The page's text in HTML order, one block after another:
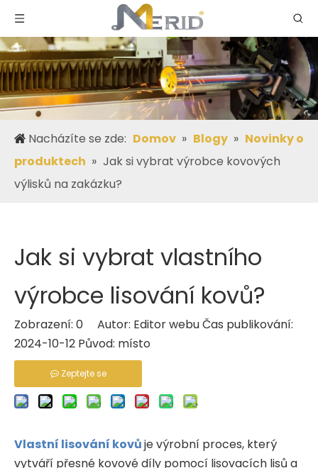
Nacházíte se zde: Domov » Blogy » Novinky o
produktech » Jak si vybrat výrobce kovových
výlisků na zakázku?
Jak si vybrat vlastního
výrobce lisování kovů?
Zobrazení: 0 Autor: Editor webu Čas publikování:
2024-10-12 Původ: místo
Zeptejte se
Vlastní lisování kovůje výrobní proces, který
vytváří přesné kovové díly pomocí lisovacích lisů a